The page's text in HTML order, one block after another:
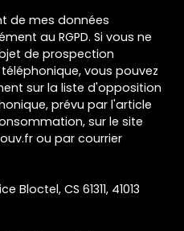
de mes données
au RGPD. Si vous ne
de prospection
vous pouvez
sur la liste d'opposition
prévu par l'article
sur le site
ou par courrier
Bloctel, CS 61311, 41013